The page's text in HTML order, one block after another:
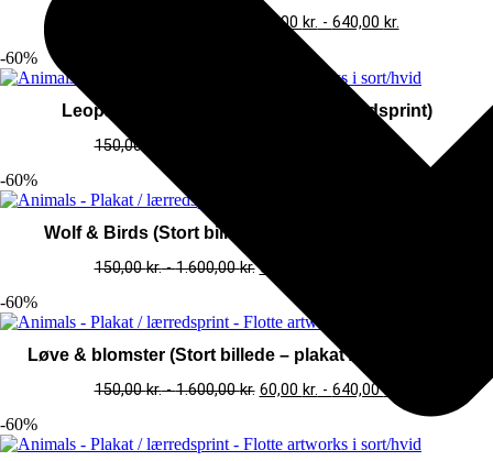
60,00 kr. - 640,00 kr.
-60%
Leopard (Stort billede – plakat / lærredsprint)
150,00
-60%
Wolf & Birds (Stort billede – plakat / lærredsprint)
150,00kr.-1.600,00kr. 60,00
-60%
Løve & blomster (Stort billede – plakat / lærredsprint)
150,00kr.-1.600,00kr. 60,00 kr. - 640,00kr.
-60%